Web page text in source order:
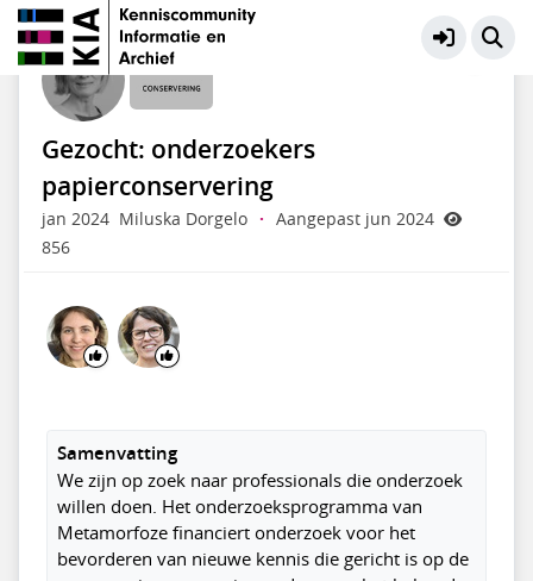
Behoud fysieke documenten
Gezocht: onderzoekers
papierconservering
jan 2024 Miluska Dorgelo ·
Aangepast jun 2024
856
Samenvatting
We zijn op zoek naar professionals die onderzoek
willen doen. Het onderzoeksprogramma van
Metamorfoze financiert onderzoek voor het
bevorderen van nieuwe kennis die gericht is op de